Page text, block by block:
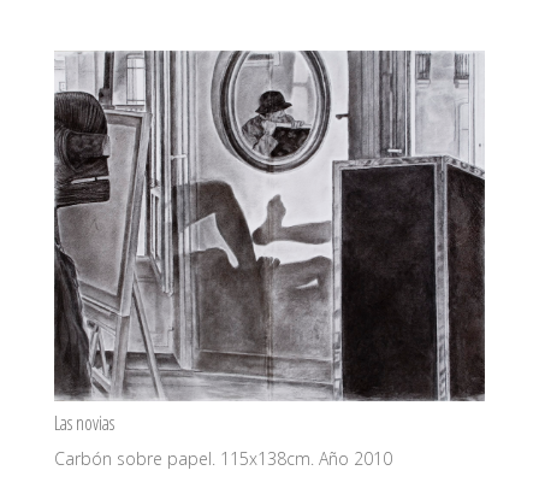
Las novias
Carbón sobre papel. 115x138cm. Año 2010